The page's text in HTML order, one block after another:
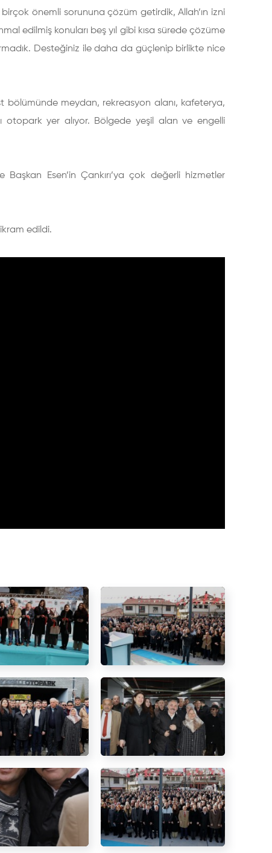
önemli sorununa çözüm getirdik, Allah’ın izni
edilmiş konuları beş yıl gibi kısa sürede çözüme
Desteğiniz ile daha da güçlenip birlikte nice
bölümünde meydan, rekreasyon alanı, kafeterya,
otopark yer alıyor. Bölgede yeşil alan ve engelli
Başkan Esen’in Çankırı’ya çok değerli hizmetler
edildi.